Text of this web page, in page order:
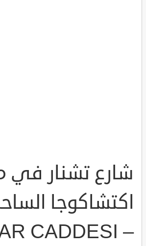
شارع تشنار في
اكتشاكوجا
CADDESI –